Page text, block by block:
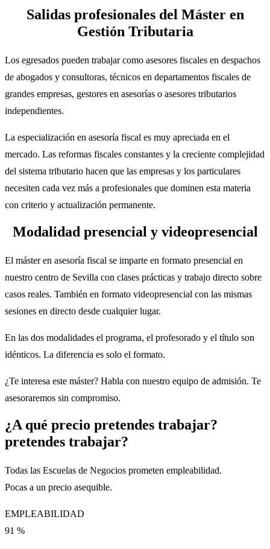
Salidas profesionales del Máster en
Gestión Tributaria
Los egresados pueden trabajar como asesores fiscales en despachos
de abogados y consultoras, técnicos en departamentos fiscales de
grandes empresas, gestores en asesorías o asesores tributarios
independientes.
La especialización en asesoría fiscal es muy apreciada en el
mercado. Las reformas fiscales constantes y la creciente complejidad
del sistema tributario hacen que las empresas y los particulares
necesiten cada vez más a profesionales que dominen esta materia
con criterio y actualización permanente.
Modalidad presencial y videopresencial
El máster en asesoría fiscal se imparte en formato presencial en
nuestro centro de Sevilla con clases prácticas y trabajo directo sobre
casos reales. También en formato videopresencial con las mismas
sesiones en directo desde cualquier lugar.
En las dos modalidades el programa, el profesorado y el título son
idénticos. La diferencia es solo el formato.
¿Te interesa este máster? Habla con nuestro equipo de admisión. Te
asesoraremos sin compromiso.
¿A qué precio pretendes trabajar?
pretendes trabajar?
Todas las Escuelas de Negocios prometen empleabilidad.
Pocas a un precio asequible.
EMPLEABILIDAD
91 %